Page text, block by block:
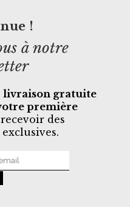
!
à notre
livraison gratuite
première
des